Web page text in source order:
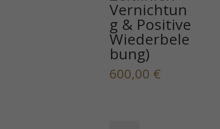
Vernichtun
g & Positive
Wiederbele
bung)
600,00 €